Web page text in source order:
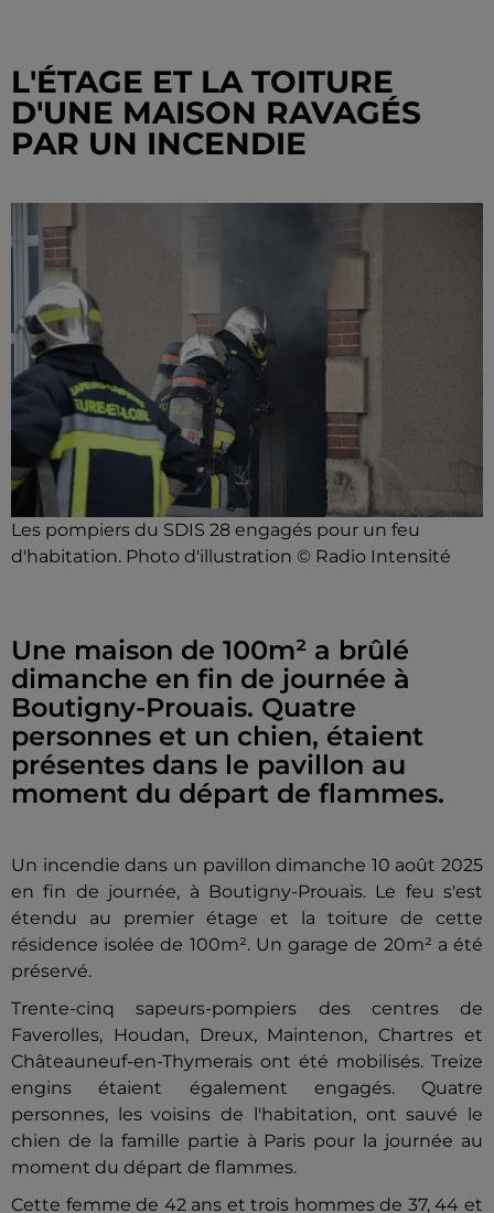
L'ÉTAGE ET LA TOITURE
D'UNE MAISON RAVAGÉS
PAR UN INCENDIE
Les pompiers du SDIS 28 engagés pour un feu
d'habitation. Photo d'illustration © Radio Intensité
Une maison de 100m² a brûlé
dimanche en fin de journée à
Boutigny-Prouais. Quatre
personnes et un chien, étaient
présentes dans le pavillon au
moment du départ de flammes.
Un incendie dans un pavillon dimanche 10 août 2025
en fin de journée, à Boutigny-Prouais. Le feu s'est
étendu au premier étage et la toiture de cette
résidence isolée de 100m². Un garage de 20m² a été
préservé.
Trente-cinq sapeurs-pompiers des centres de
Faverolles, Houdan, Dreux, Maintenon, Chartres et
Châteauneuf-en-Thymerais ont été mobilisés. Treize
engins étaient également engagés. Quatre
personnes, les voisins de l'habitation, ont sauvé le
chien de la famille partie à Paris pour la journée au
moment du départ de flammes.
Cette femme de 42 ans et trois hommes de 37, 44 et